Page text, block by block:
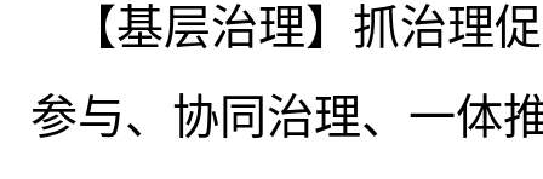
【基层治理】抓治理
参与、协同治理、一体